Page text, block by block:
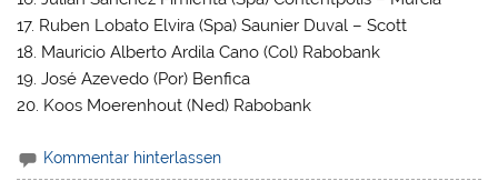
17. Ruben Lobato Elvira (Spa) Saunier Duval – Scott
18. Mauricio Alberto Ardila Cano (Col) Rabobank
19. José Azevedo (Por) Benfica
20. Koos Moerenhout (Ned) Rabobank
Kommentar hinterlassen